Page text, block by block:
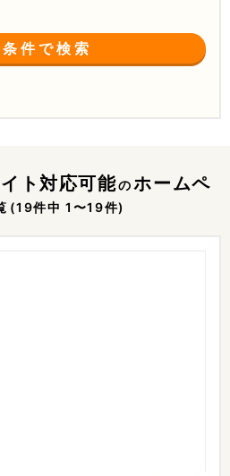
件で検索
ト対応可能の ホームペ
(19件中 1〜19件)